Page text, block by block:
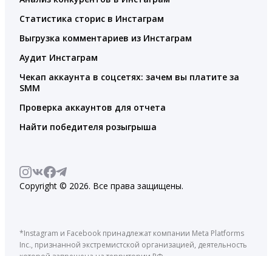
Статистика сторис в Инстаграм
Выгрузка комментариев из Инстаграм
Аудит Инстаграм
Чекап аккаунта в соцсетях: зачем вы платите за
SMM
Проверка аккаунтов для отчета
Найти победителя розыгрыша
Copyright © 2026. Все права защищены.
*Instagram и Facebook принадлежат компании Meta Platforms
Inc., признанной экстремистской организацией, деятельность